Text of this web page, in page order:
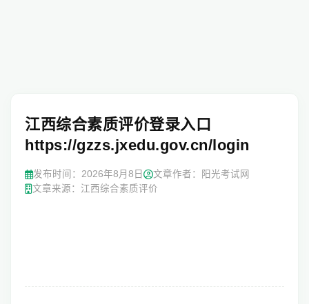
江西综合素质评价登录入口
https://gzzs.jxedu.gov.cn/login
发布时间： 2026年8月8日
文章作者：阳光考试网
文章来源：江西综合素质评价